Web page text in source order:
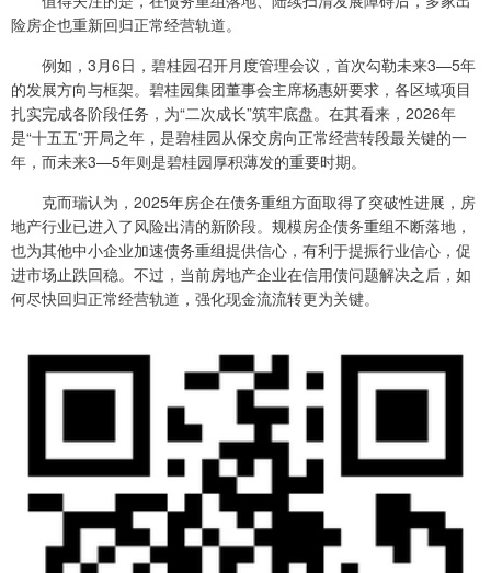
险房企也重新回归正常经营轨道。
例如，3月6日，碧桂园召开月度管理会议，首次勾勒未来3—5年
的发展方向与框架。碧桂园集团董事会主席杨惠妍要求，各区域项目
扎实完成各阶段任务，为“二次成长”筑牢底盘。在其看来，2026年
是“十五五”开局之年，是碧桂园从保交房向正常经营转段最关键的一
年，而未来3—5年则是碧桂园厚积薄发的重要时期。
克而瑞认为，2025年房企在债务重组方面取得了突破性进展，房
地产行业已进入了风险出清的新阶段。规模房企债务重组不断落地，
也为其他中小企业加速债务重组提供信心，有利于提振行业信心，促
进市场止跌回稳。不过，当前房地产企业在信用债问题解决之后，如
何尽快回归正常经营轨道，强化现金流流转更为关键。